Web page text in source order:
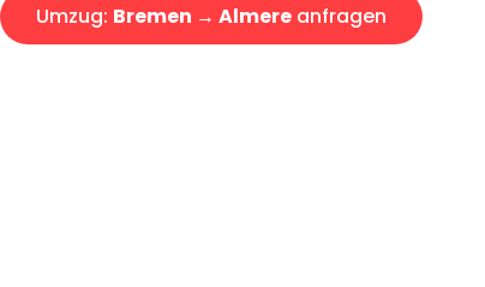
Umzug: Bremen → Almere anfragen